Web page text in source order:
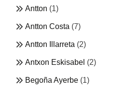
Antton (1)
Antton Costa (7)
Antton Illarreta (2)
Antxon Eskisabel (2)
Begoña Ayerbe (1)